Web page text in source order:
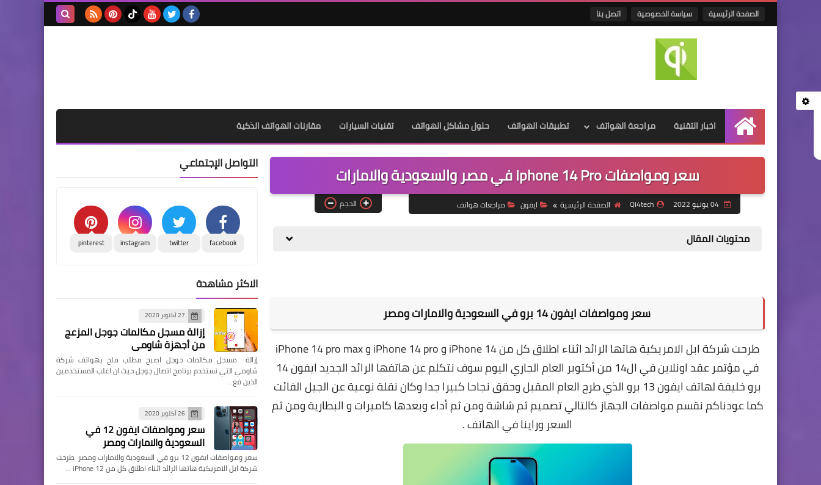
الصفحة الرئيسية سياسة الخصوصية اتصل بنا
الرئيسية
اخبار التقنية مراجعة الهواتف تطبيقات الهواتف حلول مشاكل الهواتف تقنيات السيارات مقارنات الهواتف الذكية
سعر ومواصفات Iphone 14 Pro في مصر والسعودية والامارات
04 يونيو 2022 QI4tech الصفحة الرئيسية ايفون مراجعات هواتف الحجم
محتويات المقال
سعر ومواصفات ايفون 14 برو في السعودية والامارات ومصر
في مؤتمر عقد اونلاين في ال14 من أكتوبر العام الجاري اليوم سوف نتكلم عن هاتفها الرائد الجديد ايفون 14
برو خليفة لهاتف ايفون 13 برو الذي طرح العام المقبل وحقق نجاحا كبيرا جدا وكان نقلة نوعية عن الجيل الفائت
كما عودناكم نقسم مواصفات الجهاز كالتالي تصميم ثم شاشة ومن ثم أداء وبعدها كاميرات و البطارية ومن ثم
السعر وراينا في الهاتف .
التواصل الإجتماعي
facebook
twitter
instagram
pinterest
الاكثر مشاهدة
27 أكتوبر 2020
إزالة مسجل مكالمات جوجل المزعج
من أجهزة شاومي
إزالة مسجل مكالمات جوجل اصبح مطلب ملح بهواتف شركة
شاومي التي تستخدم برنامج اتصال جوجل حيث ان اغلب المستخدمين
الذين فع…
26 أكتوبر 2020
سعر ومواصفات ايفون 12 في
السعودية والامارات ومصر
سعر ومواصفات ايفون 12 برو في السعودية والامارات ومصر طرحت
شركة ابل الامريكية هاتها الرائد اثناء اطلاق كل من iPhone 12 …